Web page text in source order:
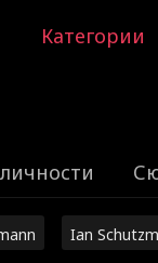
Категории
Ian